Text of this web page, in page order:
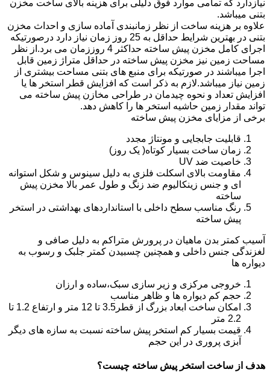
نیازدارد که تمامی موارد فوق دلیلی برای هزینه بالای ساخت مخزن
بتنی میباشد.
علاوه بر هزینه ساخت از نظر زمانبندی آماده سازی و احداث مخزن
بتنی در بهترین شرایط حداقل به 25 روز زمان نیاز دارد درصورتیکه
اجرای کامل مخزن پیش ساخته حداکثر 4 روززمان می برد.از نظر
مساحت زمین نیز مخزن پیش ساخته در حداقل متراژ زمین قابل
اجرا میباشند در صورتیکه برای منبع های بتنی مساحت بیشتری از
زمین نیاز میباشد.لازم به ذکر است که افزایش قطر استخر ها یا
افزایش تعداد و نحوه چیدمان در طراحی مخازن پیش ساخته می
تواند مقدار زمین حاشیه استخر ها را کاهش دهد.
برخی از مزایای مخزن پیش ساخته
قابلیت جابجایی و مونتاژ مجدد
زمان ساخت بسیار کوتاه( یک روز)
خاصیت ضد UV
مقاومت بالای اسکلت فلزی به دلیل سینوس و شکل استوانه
ای و جنس زینکالیوم ضد زنگ و طول عمر بالا مخزن پیش
ساخته
رنگ مناسب سطح داخلی با استانداردهای بهداشتی در استخر
پیش ساخته
آسیب کمتر بدن ماهیان در پرورش متراکم به دلیل صافی و
لغزندگی جنس داخلی و همچنین چسبیدن کمتر جلبک و رسوب به
دیواره ها
خروجی مرکزی و زیر سازی سبک،ساده و ارزان
حجم کم دیواره ها و ظاهر مناسب
امکان ساخت ابعاد بزرگ از قطر3.5 تا 12 متر و ارتفاع 1.2 تا
2.2 متر
قیمت بسیار کم استخر پیش ساخته نسبت به سازه های دیگر
آبزی پروری در این حجم
هدف از ساخت استخر پیش ساخته چیست؟